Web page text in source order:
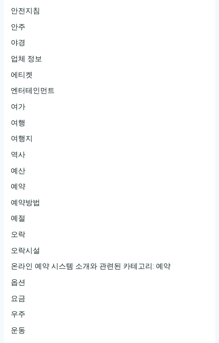
안전지침
안주
야경
업체 정보
에티켓
엔터테인먼트
여가
여행
여행지
역사
예산
예약
예약방법
예절
오락
오락시설
온라인 예약 시스템 소개와 관련된 카테고리: 예약
옵션
요금
우주
운동